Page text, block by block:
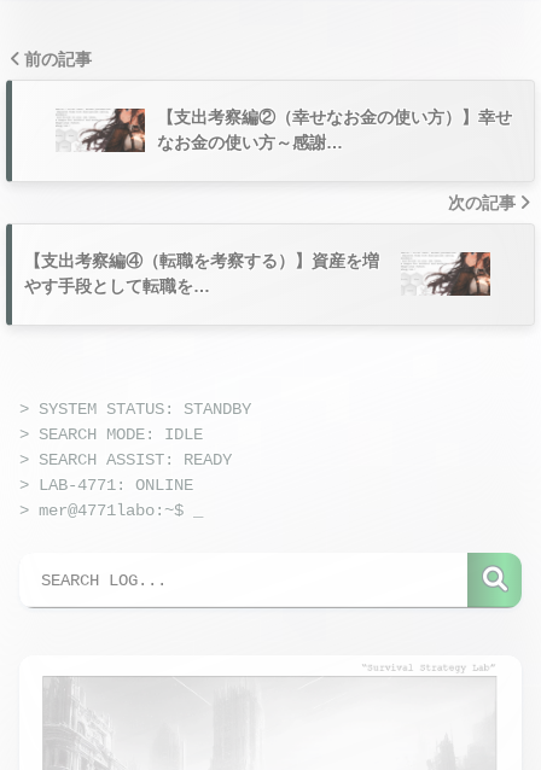
前の記事
【支出考察編②（幸せなお金の使い方）】幸せ
なお金の使い方～感謝…
次の記事
【支出考察編④（転職を考察する）】資産を増
やす手段として転職を…
> SYSTEM STATUS: STANDBY
> SEARCH MODE: IDLE
> SEARCH ASSIST: READY
> LAB-4771: ONLINE
> mer@4771labo:~$